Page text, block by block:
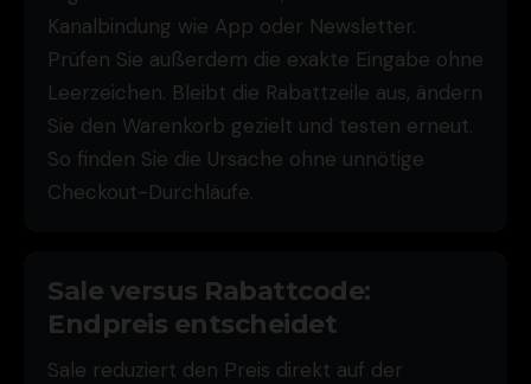
Kanalbindung wie App oder Newsletter.
Prüfen Sie außerdem die exakte Eingabe ohne
Leerzeichen. Bleibt die Rabattzeile aus, ändern
Sie den Warenkorb gezielt und testen erneut.
So finden Sie die Ursache ohne unnötige
Checkout-Durchläufe.
Sale versus Rabattcode:
Endpreis entscheidet
Sale reduziert den Preis direkt auf der